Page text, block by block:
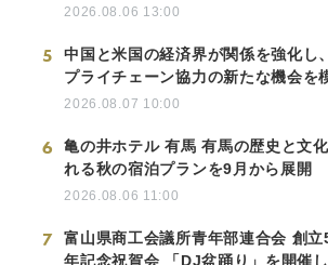
2026.08.06 13:00
5
中国と米国の経済界が関係を強化し
プライチェーン協力の新たな機会を
2026.08.07 10:00
6
亀の井ホテル 有馬 有馬の歴史と文
れる秋の宿泊プランを9月から展開
2026.08.06 11:00
7
富山県商工会議所青年部連合会 創立
年記念祝賀会 「DJ盆踊り」を開催